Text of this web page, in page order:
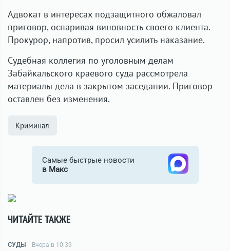
Адвокат в интересах подзащитного обжаловал
приговор, оспаривая виновность своего клиента.
Прокурор, напротив, просил усилить наказание.
Судебная коллегия по уголовным делам
Забайкальского краевого суда рассмотрела
материалы дела в закрытом заседании. Приговор
оставлен без изменения.
Криминал
Самые быстрые новости
в Макс
ЧИТАЙТЕ ТАКЖЕ
СУДЫ Вчера в 10:39